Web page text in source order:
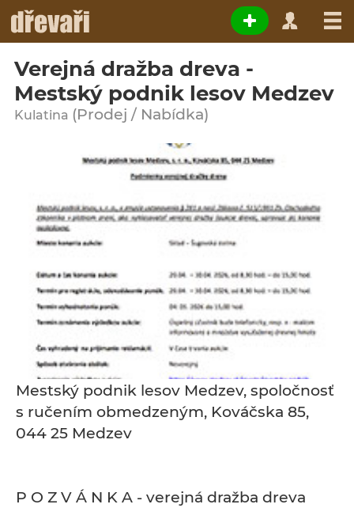
Verejná dražba dreva -
Mestský podnik lesov Medzev
Kulatina (Prodej / Nabídka)
Mestský podnik lesov Medzev, spoločnosť
s ručením obmedzeným, Kováčska 85,
044 25 Medzev
P O Z V Á N K A - verejná dražba dreva